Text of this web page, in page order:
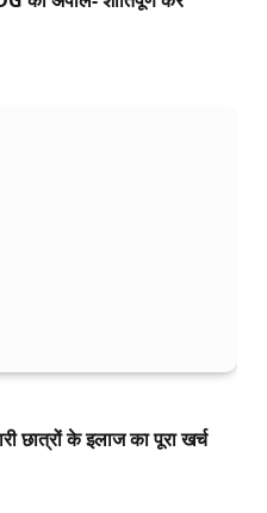
छात्रों के इलाज का पूरा खर्च